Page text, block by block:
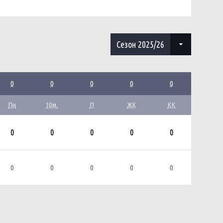
Сезон 2025/26
0 0 0 0 0
Пн 10м. П ЖК КК
0 0 0 0 0
0 0 0 0 0